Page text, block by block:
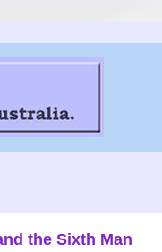
the Sixth Man